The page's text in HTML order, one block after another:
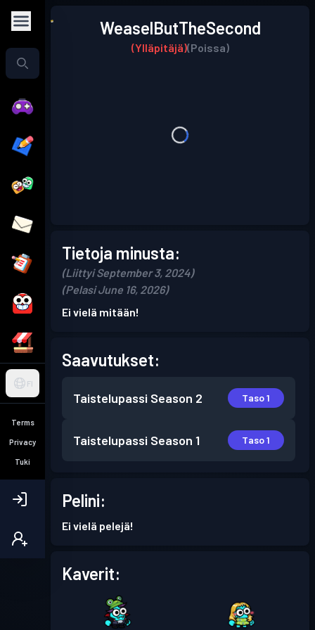
FI
Terms
Privacy
Tuki
WeaselButTheSecond
(Ylläpitäjä)(Poissa)
Tietoja minusta:
(Liittyi September 3, 2024)
(Pelasi June 16, 2026)
Ei vielä mitään!
Saavutukset:
Taistelupassi Season 2 Taso 1
Taistelupassi Season 1 Taso 1
Pelini:
Ei vielä pelejä!
Kaverit: